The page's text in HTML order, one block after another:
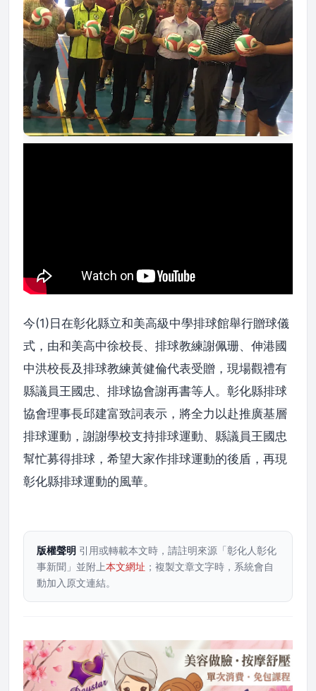
今(1)日在彰化縣立和美高級中學排球館舉行贈球儀
式，由和美高中徐校長、排球教練謝佩珊、伸港國
中洪校長及排球教練黃健倫代表受贈，現場觀禮有
縣議員王國忠、排球協會謝再書等人。彰化縣排球
協會理事長邱建富致詞表示，將全力以赴推廣基層
排球運動，謝謝學校支持排球運動、縣議員王國忠
幫忙募得排球，希望大家作排球運動的後盾，再現
彰化縣排球運動的風華。
版權聲明 引用或轉載本文時，請註明來源「彰化人彰化
事新聞」並附上本文網址 ；複製文章文字時，系統會自
動加入原文連結。